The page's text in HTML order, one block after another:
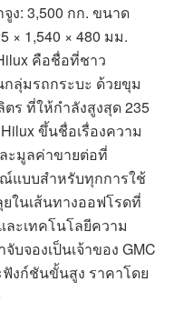
ง: 3,500 กก. ขนาด
× 1,540 × 480 มม.
คือชื่อที่ชาว
ลุ่มรถกระบะ ด้วยขุม
ร ที่ให้กำลังสูงสุด 235
ขึ้นชื่อเรื่องความ
ะมูลค่าขายต่อที่
แบบสำหรับทุกการใช้
ในเส้นทางออฟโรดที่
ะเทคโนโลยีความ
จองเป็นเจ้าของ GMC
งก์ชันขั้นสูง ราคาโดย